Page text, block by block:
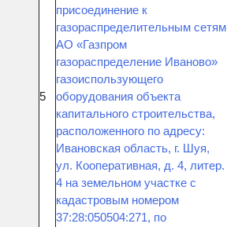
5
присоединение к
газораспределительным сетям
АО «Газпром
газораспределение Иваново»
газоиспользующего
оборудования объекта
капитального строительства,
расположенного по адресу:
Ивановская область, г. Шуя,
ул. Кооперативная, д. 4, литер.
4 на земельном участке с
кадастровым номером
37:28:050504:271, по